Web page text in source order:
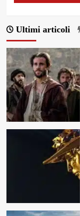
Ultimi articoli